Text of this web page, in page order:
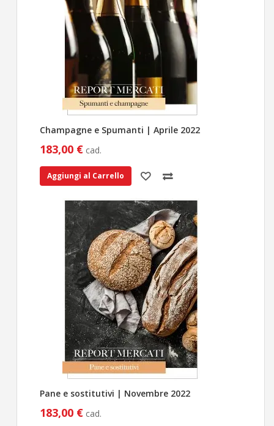
Champagne e Spumanti | Aprile 2022
183,00 € cad.
Aggiungi al Carrello
Pane e sostitutivi | Novembre 2022
183,00 € cad.